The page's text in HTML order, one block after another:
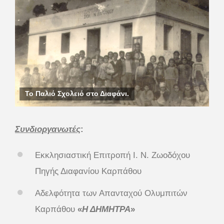
Το Παλιό Σχολειό στο Διαφάνι.
Συνδιοργανωτές:
Εκκλησιαστική Επιτροπή Ι. Ν. Ζωοδόχου
Πηγής Διαφανίου Καρπάθου
Αδελφότητα των Απανταχού Ολυμπιτών
Καρπάθου «Η ΔΗΜΗΤΡΑ»